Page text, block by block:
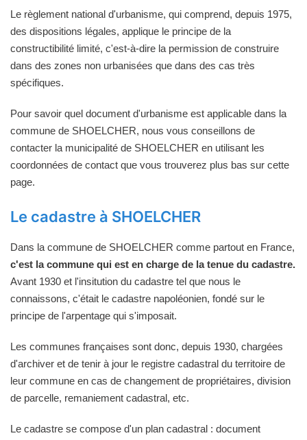
Le règlement national d'urbanisme, qui comprend, depuis 1975,
des dispositions légales, applique le principe de la
constructibilité limité, c'est-à-dire la permission de construire
dans des zones non urbanisées que dans des cas très
spécifiques.
Pour savoir quel document d'urbanisme est applicable dans la
commune de SHOELCHER, nous vous conseillons de
contacter la municipalité de SHOELCHER en utilisant les
coordonnées de contact que vous trouverez plus bas sur cette
page.
Le cadastre à SHOELCHER
Dans la commune de SHOELCHER comme partout en France,
c'est la commune qui est en charge de la tenue du cadastre.
Avant 1930 et l'insitution du cadastre tel que nous le
connaissons, c'était le cadastre napoléonien, fondé sur le
principe de l'arpentage qui s'imposait.
Les communes françaises sont donc, depuis 1930, chargées
d'archiver et de tenir à jour le registre cadastral du territoire de
leur commune en cas de changement de propriétaires, division
de parcelle, remaniement cadastral, etc.
Le cadastre se compose d'un plan cadastral : document